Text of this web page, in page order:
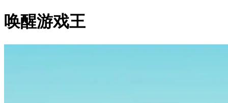
唤醒游戏王